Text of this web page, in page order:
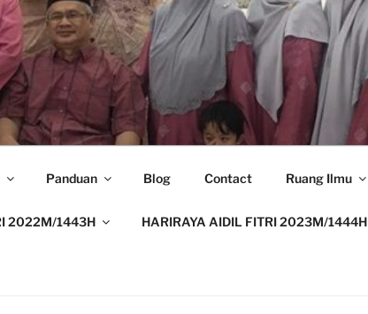
Panduan Blog Contact Ruang Ilmu
2022M/1443H HARIRAYA AIDIL FITRI 2023M/1444H